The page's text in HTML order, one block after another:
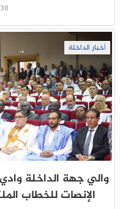
30 يوليو 2026
أخبار الداخلة
والي جهة الداخلة
الإنصات للخطاب